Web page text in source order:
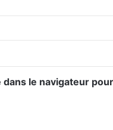
le navigateur